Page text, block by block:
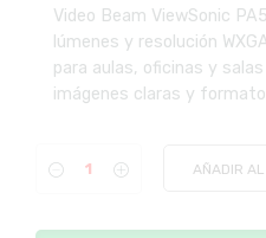
Video Beam ViewSonic
lúmenes y resolución
para aulas, oficinas y
imágenes claras y
AÑADIR